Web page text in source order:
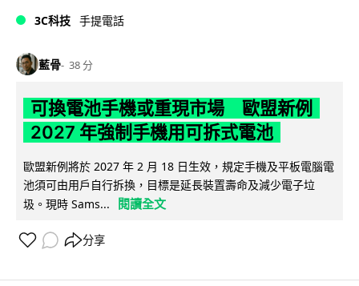
3C科技 手提電話
藍骨 38 分
可換電池手機或重現市場 歐盟新例
2027 年強制手機用可拆式電池
歐盟新例將於 2027 年 2 月 18 日生效，規定手機及平板電腦電
池須可由用戶自行拆換，目標是延長裝置壽命及減少電子垃
圾。現時 Sams...
閱讀全文
分享